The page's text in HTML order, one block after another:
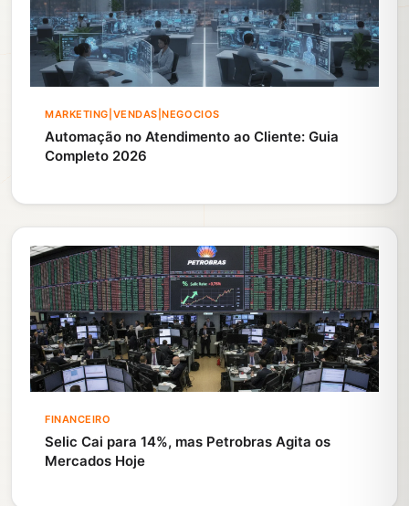
MARKETING|VENDAS|NEGOCIOS
Automação no Atendimento ao Cliente: Guia
Completo 2026
FINANCEIRO
Selic Cai para 14%, mas Petrobras Agita os
Mercados Hoje